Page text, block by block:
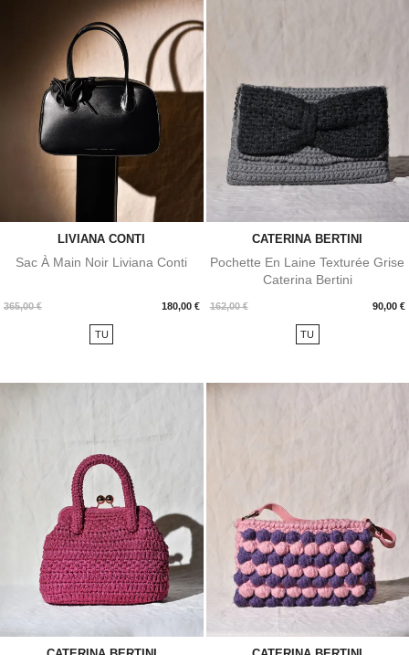
LIVIANA CONTI
Sac À Main Noir Liviana Conti
365,00 € 180,00 €
Prix
TU
CATERINA BERTINI
Pochette En Laine Texturée Grise
Caterina Bertini
162,00 € 90,00 €
Prix
TU